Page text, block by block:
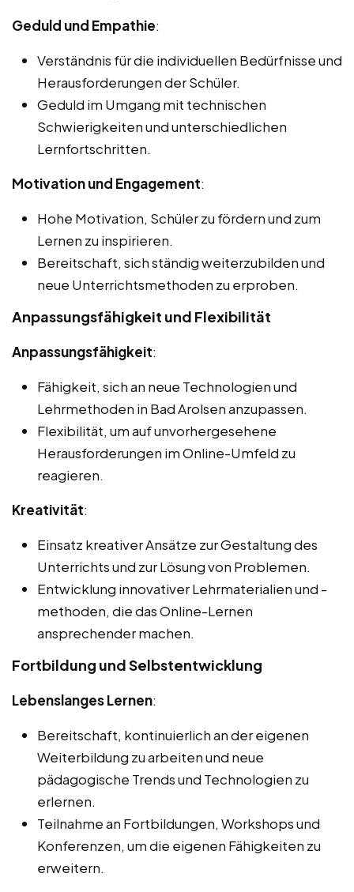
Geduld und Empathie:
Verständnis für die individuellen Bedürfnisse und
Herausforderungen der Schüler.
Geduld im Umgang mit technischen
Schwierigkeiten und unterschiedlichen
Lernfortschritten.
Motivation und Engagement:
Hohe Motivation, Schüler zu fördern und zum
Lernen zu inspirieren.
Bereitschaft, sich ständig weiterzubilden und
neue Unterrichtsmethoden zu erproben.
Anpassungsfähigkeit und Flexibilität
Anpassungsfähigkeit:
Fähigkeit, sich an neue Technologien und
Lehrmethoden in Bad Arolsen anzupassen.
Flexibilität, um auf unvorhergesehene
Herausforderungen im Online-Umfeld zu
reagieren.
Kreativität:
Einsatz kreativer Ansätze zur Gestaltung des
Unterrichts und zur Lösung von Problemen.
Entwicklung innovativer Lehrmaterialien und -
methoden, die das Online-Lernen
ansprechender machen.
Fortbildung und Selbstentwicklung
Lebenslanges Lernen:
Bereitschaft, kontinuierlich an der eigenen
Weiterbildung zu arbeiten und neue
pädagogische Trends und Technologien zu
erlernen.
Teilnahme an Fortbildungen, Workshops und
Konferenzen, um die eigenen Fähigkeiten zu
erweitern.